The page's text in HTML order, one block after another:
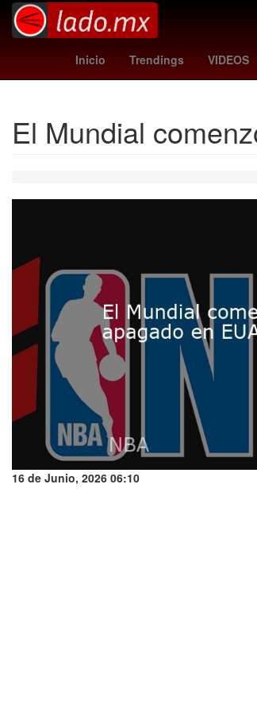
Inicio Trendings VIDEOS
Cohete orioles - angels
El Mundial
16 de Junio, 2026 06:10